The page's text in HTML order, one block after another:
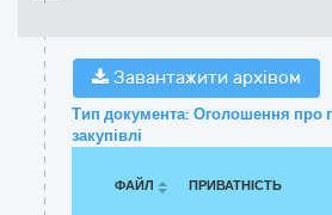
Завантажити архівом
Тип документа: Оголошення про
закупівлі
ФАЙЛ ПРИВАТНІСТЬ